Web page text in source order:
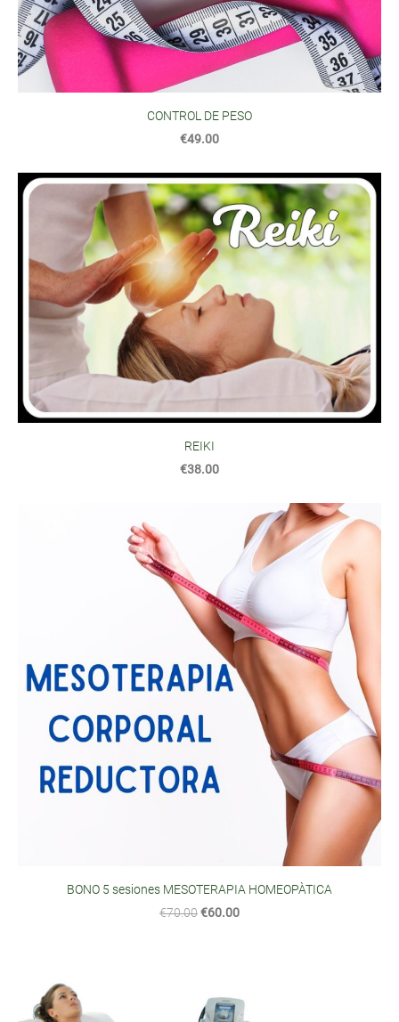
CONTROL DE PESO
€49.00
REIKI
€38.00
BONO 5 sesiones MESOTERAPIA HOMEOPÀTICA
€70.00€60.00